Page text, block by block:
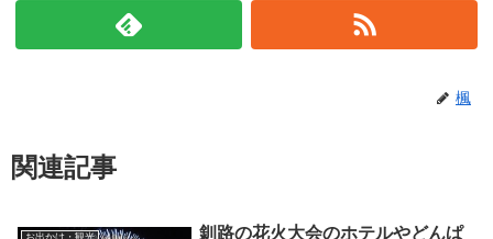
楓
関連記事
お出かけ・観光
釧路の花火大会のホテルやどんぱ